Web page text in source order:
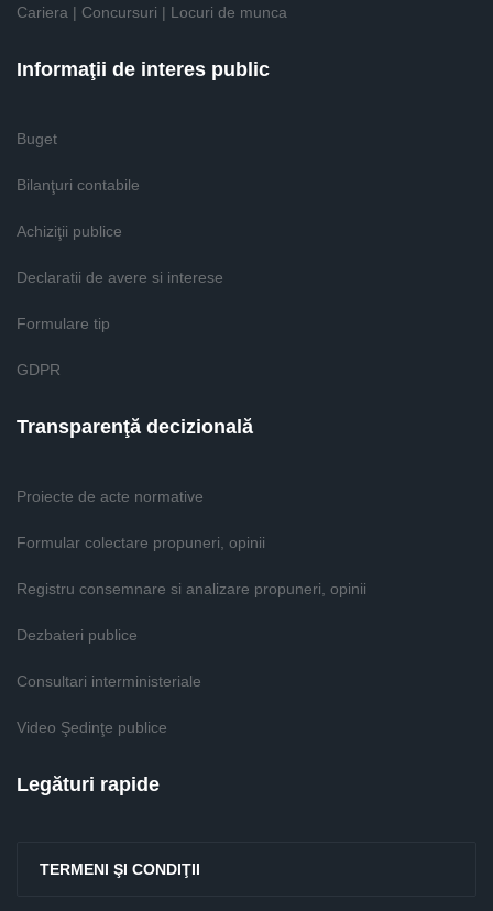
Cariera | Concursuri | Locuri de munca
Informaţii de interes public
Buget
Bilanţuri contabile
Achiziţii publice
Declaratii de avere si interese
Formulare tip
GDPR
Transparenţă decizională
Proiecte de acte normative
Formular colectare propuneri, opinii
Registru consemnare si analizare propuneri, opinii
Dezbateri publice
Consultari interministeriale
Video Şedinţe publice
Legături rapide
TERMENI ŞI CONDIŢII